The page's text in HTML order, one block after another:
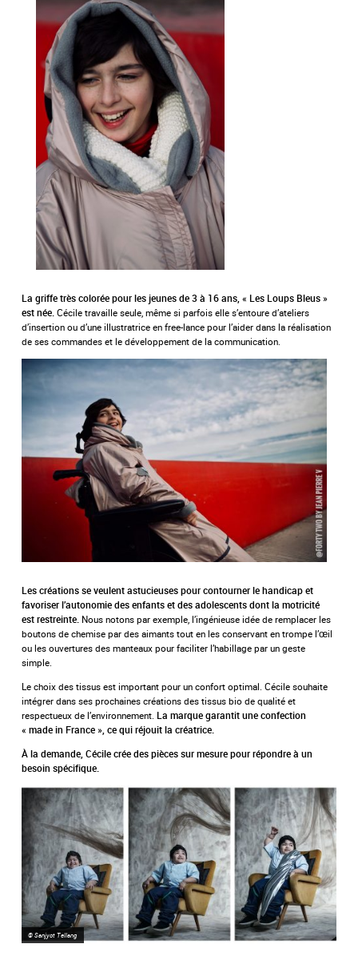
La griffe très colorée pour les jeunes de 3 à 16 ans, « Les Loups Bleus »
est née. Cécile travaille seule, même si parfois elle s’entoure d’ateliers
d’insertion ou d’une illustratrice en free-lance pour l’aider dans la réalisation
de ses commandes et le développement de la communication.
Les créations se veulent astucieuses pour contourner le handicap et
favoriser l’autonomie des enfants et des adolescents dont la motricité
est restreinte. Nous notons par exemple, l’ingénieuse idée de remplacer les
boutons de chemise par des aimants tout en les conservant en trompe l’œil
ou les ouvertures des manteaux pour faciliter l’habillage par un geste
simple.
Le choix des tissus est important pour un confort optimal. Cécile souhaite
intégrer dans ses prochaines créations des tissus bio de qualité et
respectueux de l’environnement. La marque garantit une confection
« made in France », ce qui réjouit la créatrice.
À la demande, Cécile crée des pièces sur mesure pour répondre à un
besoin spécifique.
© Sanjyot Tellang